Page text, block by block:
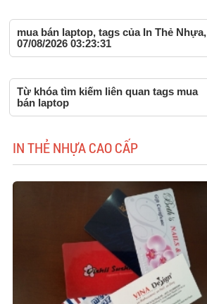
mua bán laptop, tags của In Thẻ Nhựa,
07/08/2026 03:23:31
Từ khóa tìm kiếm liên quan tags mua
bán laptop
IN THẺ NHỰA CAO CẤP